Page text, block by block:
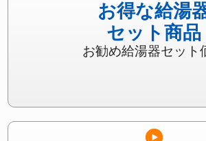
お得な給湯
セット商品
お勧め給湯器セット